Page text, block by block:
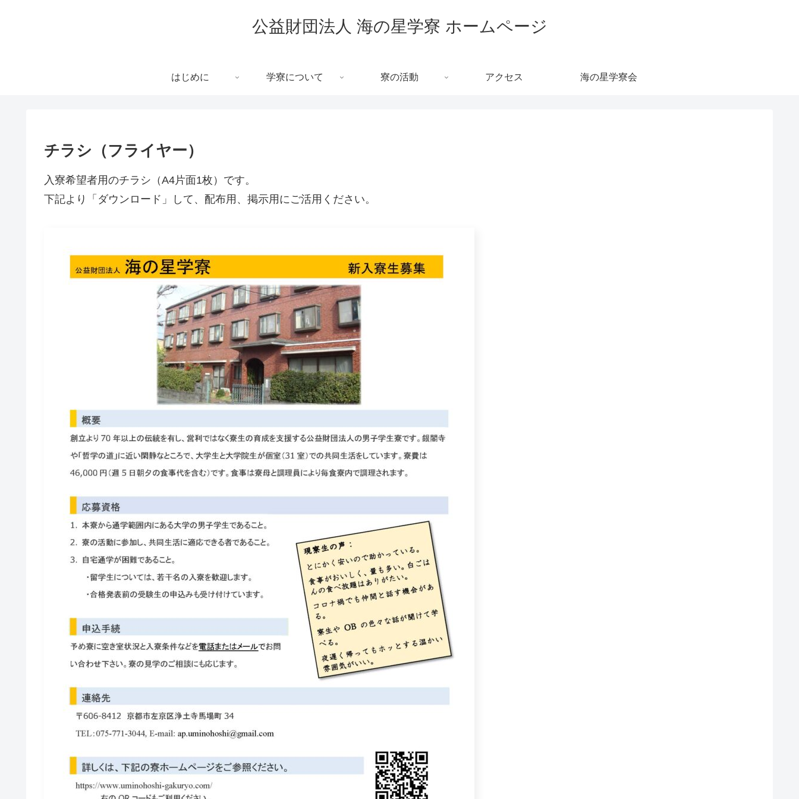
公益財団法人 海の星学寮 ホームページ
はじめに 学寮について 寮の活動 アクセス 海の星学寮会
チラシ（フライヤー）
入寮希望者用のチラシ（A4片面1枚）です。
下記より「ダウンロード」して、配布用、掲示用にご活用ください。